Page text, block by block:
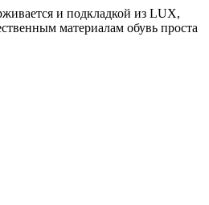
и подкладкой из LUX,
материалам обувь проста